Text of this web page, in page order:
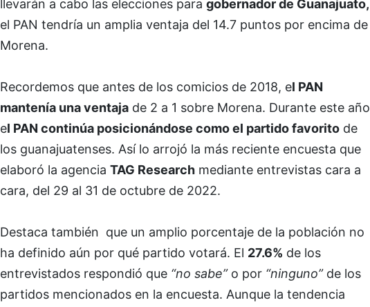
llevarán a cabo las elecciones para gobernador de Guanajuato,
el PAN tendría un amplia ventaja del 14.7 puntos por encima de
Morena.
Recordemos que antes de los comicios de 2018, el PAN
mantenía una ventajade 2 a 1 sobre Morena. Durante este año
el PAN continúa posicionándose como el partido favoritode
los guanajuatenses. Así lo arrojó la más reciente encuesta que
elaboró la agencia TAG Researchmediante entrevistas cara a
cara, del 29 al 31 de octubre de 2022.
Destaca también que un amplio porcentaje de la población no
ha definido aún por qué partido votará. El 27.6% de los
entrevistados respondió que “no sabe”o por “ninguno”de los
partidos mencionados en la encuesta. Aunque la tendencia